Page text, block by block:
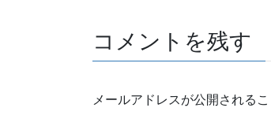
コメントを残す
メールアドレスが公開されるこ